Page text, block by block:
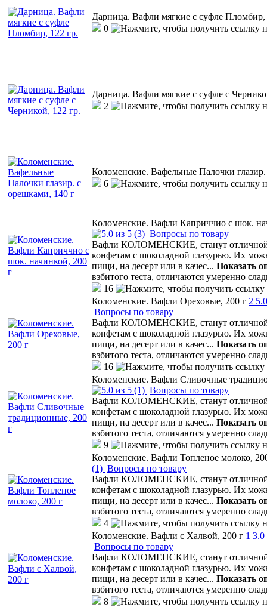
Дарница. Вафли мягкие с суфле Пломбир,
0
Дарница. Вафли мягкие с суфле с
2
Коломенские. Вафельные Палочки
6
Коломенские. Вафли Каприччио с шок.
(3) Вопросы по товару
Вафли КОЛОМЕНСКИЕ, станут отличной
конфетам с шоколадной глазурью. Их
пищи, на десерт или в качес... Показать
взбитого теста, отличаются умеренно
16
Коломенские. Вафли Ореховые, 200 г 2 5.0
Вопросы по товару
Вафли КОЛОМЕНСКИЕ, станут отличной
конфетам с шоколадной глазурью. Их
пищи, на десерт или в качес... Показать
взбитого теста, отличаются умеренно
16
Коломенские. Вафли Сливочные
(1) Вопросы по товару
Вафли КОЛОМЕНСКИЕ, станут отличной
конфетам с шоколадной глазурью. Их
пищи, на десерт или в качес... Показать
взбитого теста, отличаются умеренно
9
Коломенские. Вафли Топленое молоко,
(1) Вопросы по товару
Вафли КОЛОМЕНСКИЕ, станут отличной
конфетам с шоколадной глазурью. Их
пищи, на десерт или в качес... Показать
взбитого теста, отличаются умеренно
4
Коломенские. Вафли с Халвой, 200 г 1 3.0
Вопросы по товару
Вафли КОЛОМЕНСКИЕ, станут отличной
конфетам с шоколадной глазурью. Их
пищи, на десерт или в качес... Показать
взбитого теста, отличаются умеренно
8